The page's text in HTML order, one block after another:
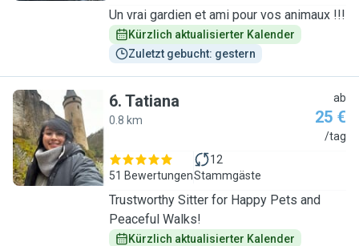
Un vrai gardien et ami pour vos animaux !!!
Kürzlich aktualisierter Kalender
Zuletzt gebucht: gestern
T
6. Tatiana
0.8 km
ab
25 €
/tag
51 Bewertungen
12
Stammgäste
Trustworthy Sitter for Happy Pets and
Peaceful Walks!
Kürzlich aktualisierter Kalender